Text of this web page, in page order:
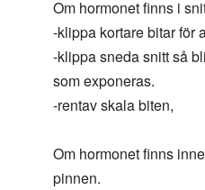
Om hormonet finns i
-klippa kortare bitar för
-klippa sneda snitt så
som exponeras.
-rentav skala biten,
Om hormonet finns
pinnen.